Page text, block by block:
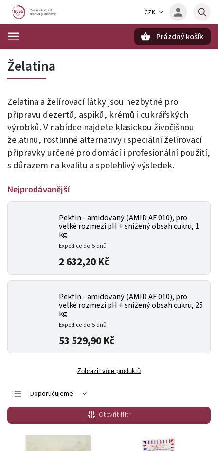
CZK
Prázdný košík
Želatina
Želatina a želírovací látky jsou nezbytné pro
přípravu dezertů, aspiků, krémů i cukrářských
výrobků. V nabídce najdete klasickou živočišnou
želatinu, rostlinné alternativy i speciální želírovací
přípravky určené pro domácí i profesionální použití,
s důrazem na kvalitu a spolehlivý výsledek.
Nejprodávanější
Pektin - amidovaný (AMID AF 010), pro
velké rozmezí pH + snížený obsah cukru, 1
kg
Expedice do 5 dnů
2 632,20 Kč
Pektin - amidovaný (AMID AF 010), pro
velké rozmezí pH + snížený obsah cukru, 25
kg
Expedice do 5 dnů
53 529,90 Kč
Zobrazit více produktů
Doporučujeme
Nejlevnější
Nejdražší
Otevřít filtr